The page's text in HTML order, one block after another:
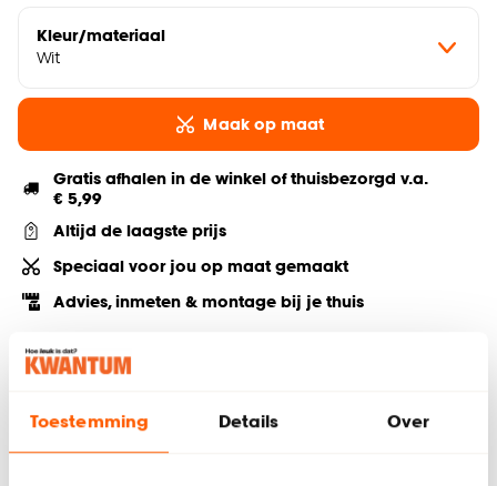
Toestemming Details Over
Kleur/materiaal
Wit
Maak op maat
Gratis afhalen in de winkel of thuisbezorgd v.a.
€ 5,99
Altijd de laagste prijs
Speciaal voor jou op maat gemaakt
Advies, inmeten & montage bij je thuis
Deel jouw product & volg ons op social
Hulp nodig? Wij regelen het voor je!